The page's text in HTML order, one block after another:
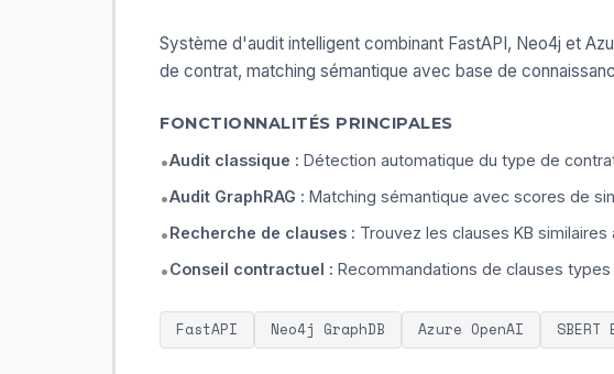
Système d'audit intelligent combinant FastAPI, Neo4j et
de contrat, matching sémantique avec base de
FONCTIONNALITÉS PRINCIPALES
•Audit classique : Détection automatique du type de
•Audit GraphRAG : Matching sémantique avec scores de
•Recherche de clauses : Trouvez les clauses KB
•Conseil contractuel : Recommandations de clauses
FastAPI Neo4j GraphDB Azure OpenAI SBERT